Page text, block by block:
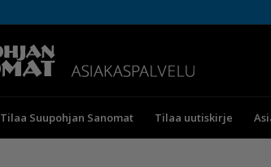
Tilaa Suupohjan Sanomat Tilaa uutiskirje